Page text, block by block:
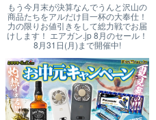
もう今月末が決算なんでうんと沢山の
商品たちをアルだけ目一杯の大奉仕！
力の限りお値引きをして総力戦でお届
けします！ エアガン.jp 8月のセール！
8月31日(月)まで開催中!